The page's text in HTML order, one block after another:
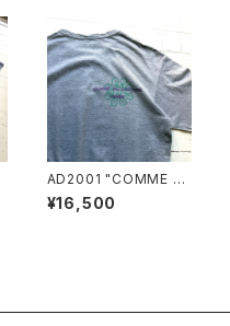
AD2001 "COMME d
es GARÇONS HOM
ME" S/S T-shirt
¥16,500